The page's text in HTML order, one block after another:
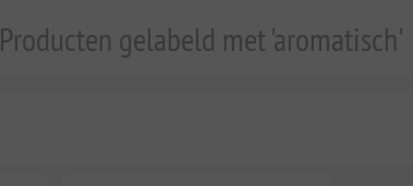
Producten gelabeld met 'aromatisch'